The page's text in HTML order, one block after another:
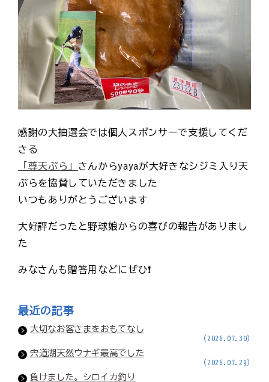
感謝の大抽選会では個人スポンサーで支援してくだ
さる
「尊天ぷら」 さんからyayaが大好きなシジミ入り天
ぷらを協賛していただきました
いつもありがとうございます
大好評だったと野球娘からの喜びの報告がありまし
た
みなさんも贈答用などにぜひ❗️
最近の記事
大切なお客さまをおもてなし
(2026.07.30)
宍道湖天然ウナギ最高でした
(2026.07.29)
負けました。シロイカ釣り